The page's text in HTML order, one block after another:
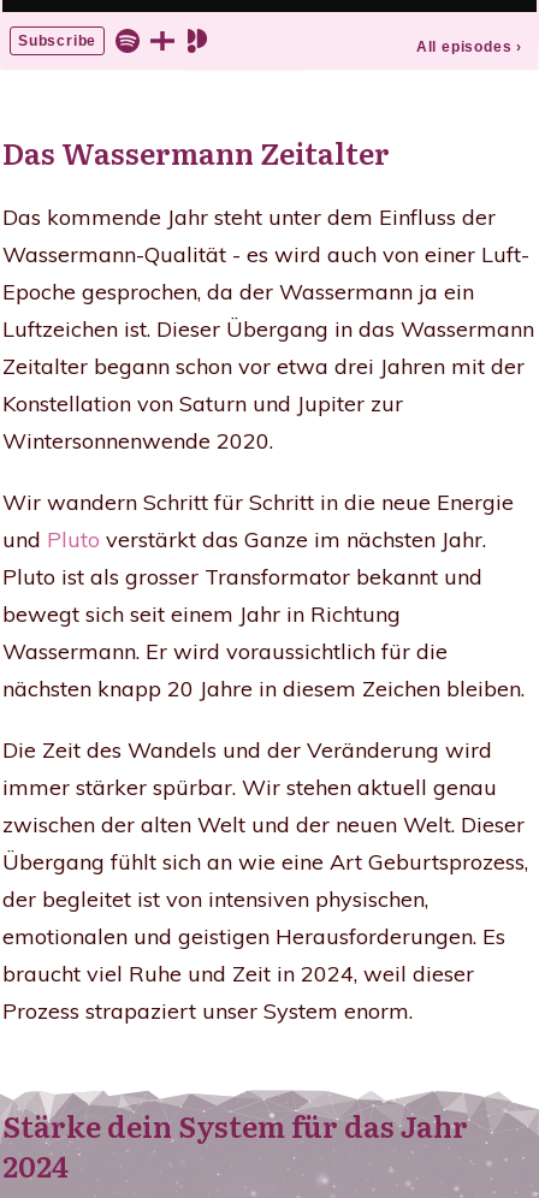
Das Wassermann Zeitalter
Das kommende Jahr steht unter dem Einfluss der
Wassermann-Qualität - es wird auch von einer Luft-
Epoche gesprochen, da der Wassermann ja ein
Luftzeichen ist. Dieser Übergang in das Wassermann
Zeitalter begann schon vor etwa drei Jahren mit der
Konstellation von Saturn und Jupiter zur
Wintersonnenwende 2020.
Wir wandern Schritt für Schritt in die neue Energie
und Pluto verstärkt das Ganze im nächsten Jahr.
Pluto ist als grosser Transformator bekannt und
bewegt sich seit einem Jahr in Richtung
Wassermann. Er wird voraussichtlich für die
nächsten knapp 20 Jahre in diesem Zeichen bleiben.
Die Zeit des Wandels und der Veränderung wird
immer stärker spürbar. Wir stehen aktuell genau
zwischen der alten Welt und der neuen Welt. Dieser
Übergang fühlt sich an wie eine Art Geburtsprozess,
der begleitet ist von intensiven physischen,
emotionalen und geistigen Herausforderungen. Es
braucht viel Ruhe und Zeit in 2024, weil dieser
Prozess strapaziert unser System enorm.
Stärke dein System für das Jahr
2024